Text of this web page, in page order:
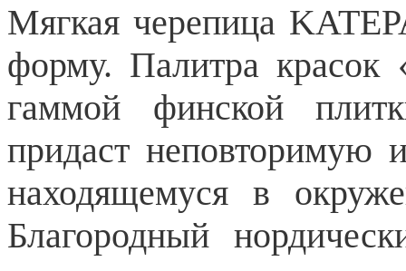
Мягкая черепица
форму. Палитра красок
гаммой финской
придаст неповторимую
находящемуся в
Благородный